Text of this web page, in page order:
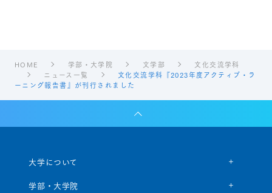
HOME 学部・大学院 文学部
文化交流学科
ニュース一覧
文化交流学科『2023年度アクティブ・ラ
ーニング報告書』が刊行されました
大学について
学部・大学院